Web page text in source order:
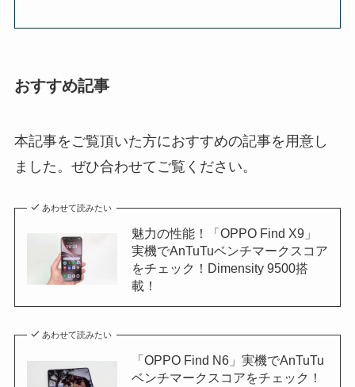
おすすめ記事
本記事をご覧頂いた方におすすめの記事を用意し
ました。ぜひ合わせてご覧ください。
あわせて読みたい
魅力の性能！「OPPO Find X9」
実機でAnTuTuベンチマークスコア
をチェック！Dimensity 9500搭
載！
あわせて読みたい
「OPPO Find N6」実機でAnTuTu
ベンチマークスコアをチェック！